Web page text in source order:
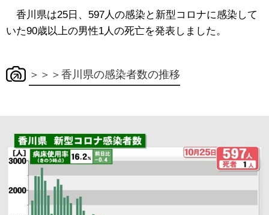
香川県は25日、597人の感染と新型コロナに感染して
いた90歳以上の男性1人の死亡を発表しました。
＞＞＞香川県の感染者数の推移